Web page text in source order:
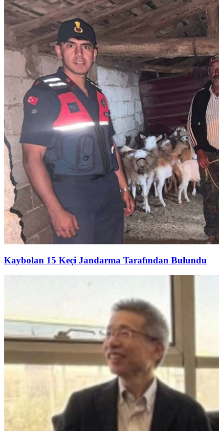
Kaybolan 15 Keçi Jandarma Tarafından Bulundu